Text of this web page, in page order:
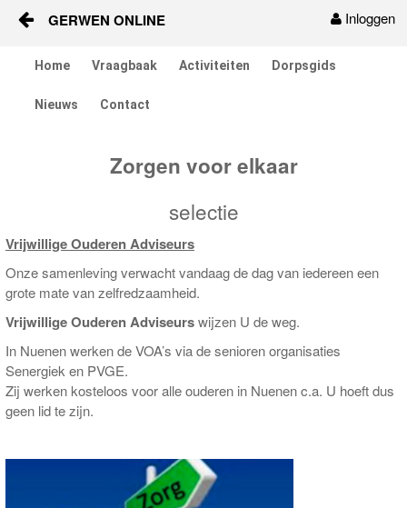
Inloggen
GERWEN ONLINE
Activiteiten
Contact
Berichten en verhalen
Groepen
Home Vraagbaak Activiteiten Dorpsgids
Nieuws Contact
Zorgen voor elkaar
selectie
Vrijwillige Ouderen Adviseurs
Onze samenleving verwacht vandaag de dag van iedereen een
grote mate van zelfredzaamheid.
Vrijwillige Ouderen Adviseurswijzen U de weg.
In Nuenen werken de VOA’s via de senioren organisaties
Senergiek en PVGE.
Zij werken kosteloos voor alle ouderen in Nuenen c.a. U hoeft dus
geen lid te zijn.